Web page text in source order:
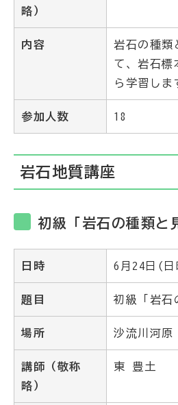
略）
内容
岩石の種類
て、岩石標
ら学習しま
参加人数 18
岩石地質講座
初級「岩石の種類と
日時 6月24日(日
題目 初級「岩石
場所 沙流川河原
講師（敬称
略）
東 豊土